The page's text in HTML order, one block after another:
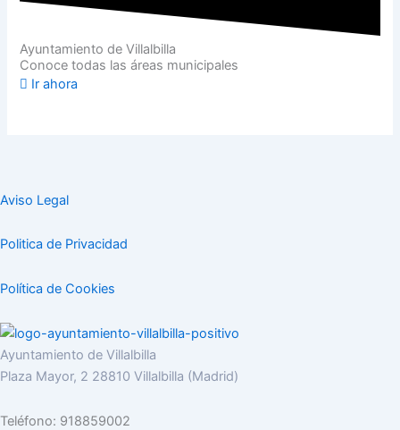
Ayuntamiento de Villalbilla
Conoce todas las áreas municipales
Ir ahora
Aviso Legal
Politica de Privacidad
Política de Cookies
Ayuntamiento de Villalbilla
Plaza Mayor, 2 28810 Villalbilla (Madrid)
Teléfono: 918859002